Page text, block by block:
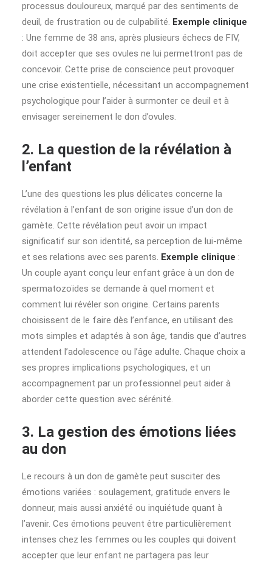
processus douloureux, marqué par des sentiments de
deuil, de frustration ou de culpabilité. Exemple clinique
: Une femme de 38 ans, après plusieurs échecs de FIV,
doit accepter que ses ovules ne lui permettront pas de
concevoir. Cette prise de conscience peut provoquer
une crise existentielle, nécessitant un accompagnement
psychologique pour l’aider à surmonter ce deuil et à
envisager sereinement le don d’ovules.
2. La question de la révélation à
l’enfant
L’une des questions les plus délicates concerne la
révélation à l’enfant de son origine issue d’un don de
gamète. Cette révélation peut avoir un impact
significatif sur son identité, sa perception de lui-même
et ses relations avec ses parents. Exemple clinique :
Un couple ayant conçu leur enfant grâce à un don de
spermatozoïdes se demande à quel moment et
comment lui révéler son origine. Certains parents
choisissent de le faire dès l’enfance, en utilisant des
mots simples et adaptés à son âge, tandis que d’autres
attendent l’adolescence ou l’âge adulte. Chaque choix a
ses propres implications psychologiques, et un
accompagnement par un professionnel peut aider à
aborder cette question avec sérénité.
3. La gestion des émotions liées
au don
Le recours à un don de gamète peut susciter des
émotions variées : soulagement, gratitude envers le
donneur, mais aussi anxiété ou inquiétude quant à
l’avenir. Ces émotions peuvent être particulièrement
intenses chez les femmes ou les couples qui doivent
accepter que leur enfant ne partagera pas leur